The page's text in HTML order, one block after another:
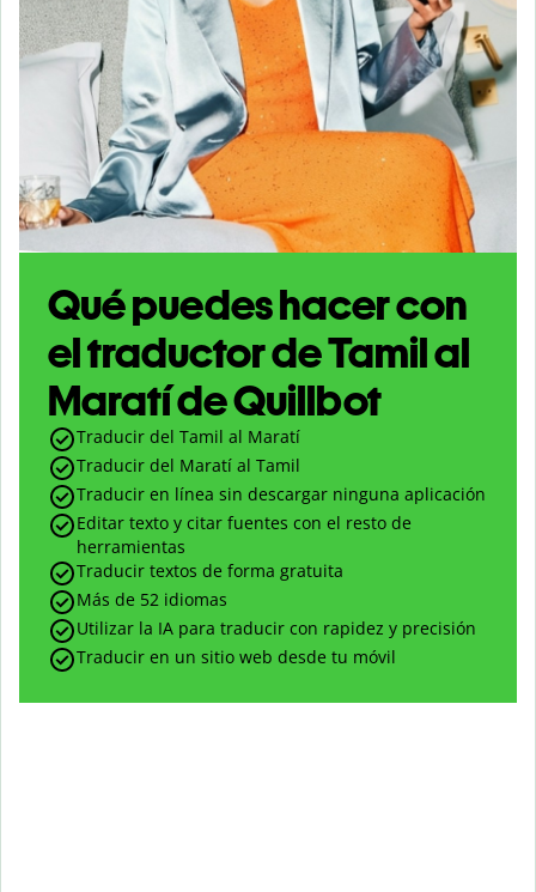
Qué puedes hacer con
el traductor de Tamil al
Maratí de Quillbot
Traducir del Tamil al Maratí
Traducir del Maratí al Tamil
Traducir en línea sin descargar ninguna aplicación
Editar texto y citar fuentes con el resto de
herramientas
Traducir textos de forma gratuita
Más de 52 idiomas
Utilizar la IA para traducir con rapidez y precisión
Traducir en un sitio web desde tu móvil